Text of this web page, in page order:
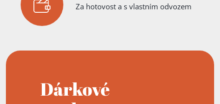
Za hotovost a s vlastním odvozem
Dárkové